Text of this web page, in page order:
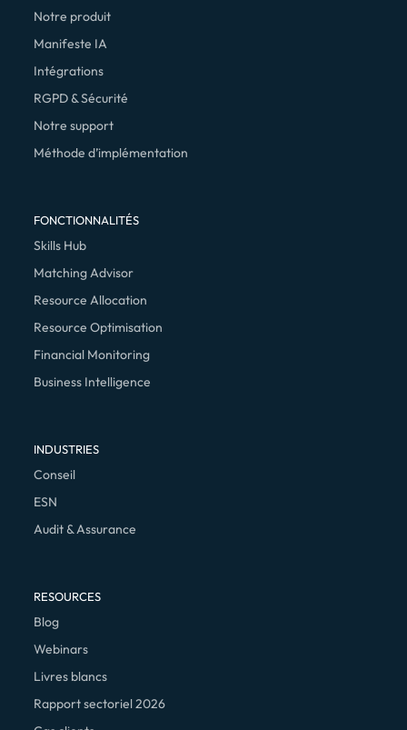
Notre produit
Manifeste IA
Intégrations
RGPD & Sécurité
Notre support
Méthode d’implémentation
FONCTIONNALITÉS
Skills Hub
Matching Advisor
Resource Allocation
Resource Optimisation
Financial Monitoring
Business Intelligence
INDUSTRIES
Conseil
ESN
Audit & Assurance
RESOURCES
Blog
Webinars
Livres blancs
Rapport sectoriel 2026